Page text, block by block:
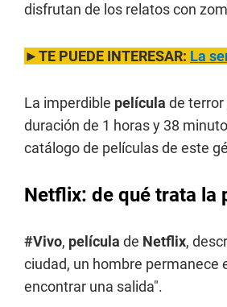
disfrutan de los relatos con
►TE PUEDE INTERESAR: La
La imperdible película de terror
duración de 1 horas y 38
catálogo de películas de este
Netflix: de qué trata la
#Vivo, película de Netflix,
ciudad, un hombre permanece
encontrar una salida".